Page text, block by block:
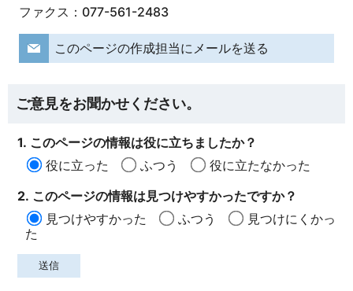
ファクス：077-561-2483
このページの作成担当にメールを送る
ご意見をお聞かせください。
1. このページの情報は役に立ちましたか？
役に立った
ふつう
役に立たなかった
2. このページの情報は見つけやすかったですか？
見つけやすかった
ふつう
見つけにくかっ
た